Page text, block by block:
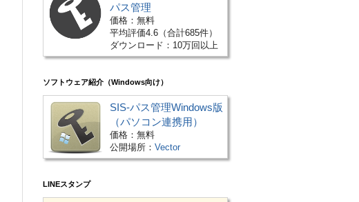
パス管理
価格：無料
平均評価4.6（合計685件）
ダウンロード：10万回以上
ソフトウェア紹介（Windows向け）
SIS-パス管理Windows版
（パソコン連携用）
価格：無料
公開場所： Vector
LINEスタンプ